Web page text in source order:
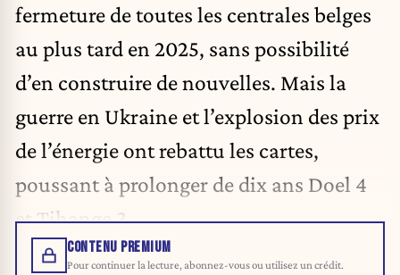
fermeture de toutes les centrales belges
au plus tard en 2025, sans possibilité
d’en construire de nouvelles. Mais la
guerre en Ukraine et l’explosion des prix
de l’énergie ont rebattu les cartes,
poussant à prolonger de dix ans Doel 4
et Tihange 3.
CONTENU PREMIUM
Pour continuer la lecture, abonnez-vous ou utilisez un crédit.